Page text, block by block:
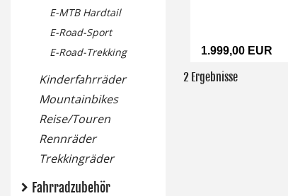
E-MTB Hardtail
E-Road-Sport
E-Road-Trekking
Kinderfahrräder
Mountainbikes
Reise/Touren
Rennräder
Trekkingräder
Fahrradzubehör
1.999,00 EUR
2 Ergebnisse